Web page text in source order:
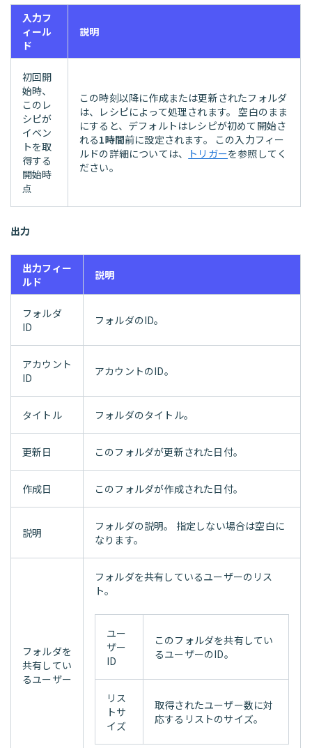
入力フ
ィール
ド
説明
初回開
始時、
このレ
シピが
イベン
トを取
得する
開始時
点
この時刻以降に作成または更新されたフォルダ
は、レシピによって処理されます。 空白のまま
にすると、デフォルトはレシピが初めて開始さ
れる1時間前に設定されます。 この入力フィー
ルドの詳細については、
トリガーを参照してく
ださい。
出力
出力フィー
ルド
説明
フォルダ
ID
フォルダのID。
アカウント
ID
アカウントのID。
タイトル フォルダのタイトル。
更新日 このフォルダが更新された日付。
作成日 このフォルダが作成された日付。
説明
フォルダの説明。 指定しない場合は空白に
なります。
フォルダを
共有してい
るユーザー
フォルダを共有しているユーザーのリス
ト。
ユー
ザー
ID
このフォルダを共有してい
るユーザーのID。
リス
トサ
イズ
取得されたユーザー数に対
応するリストのサイズ。